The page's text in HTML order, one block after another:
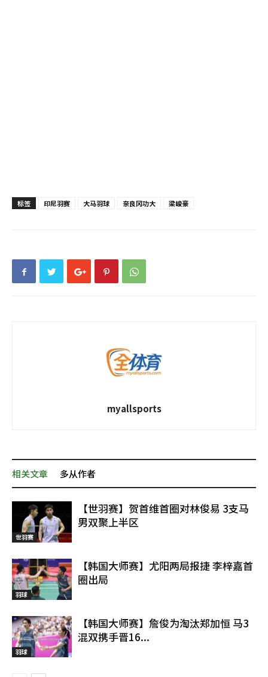
标签 印尼羽赛 大马羽球 奈良冈功大 梁峻豪
myallsports
相关文章 多从作者
世羽赛
【世羽赛】贺首维首圈对林俊易 3支马
男双聚上半区
羽球
【韩国大师赛】尤阳两局报捷 李梓嘉首
圈出局
羽球
【韩国大师赛】詹俊为淘汰郑加恒 马3
混双携手晋16...